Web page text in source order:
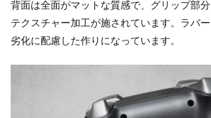
背面は全面がマットな質感で、グリップ部
テクスチャー加工が施されています。ラバ
劣化に配慮した作りになっています。